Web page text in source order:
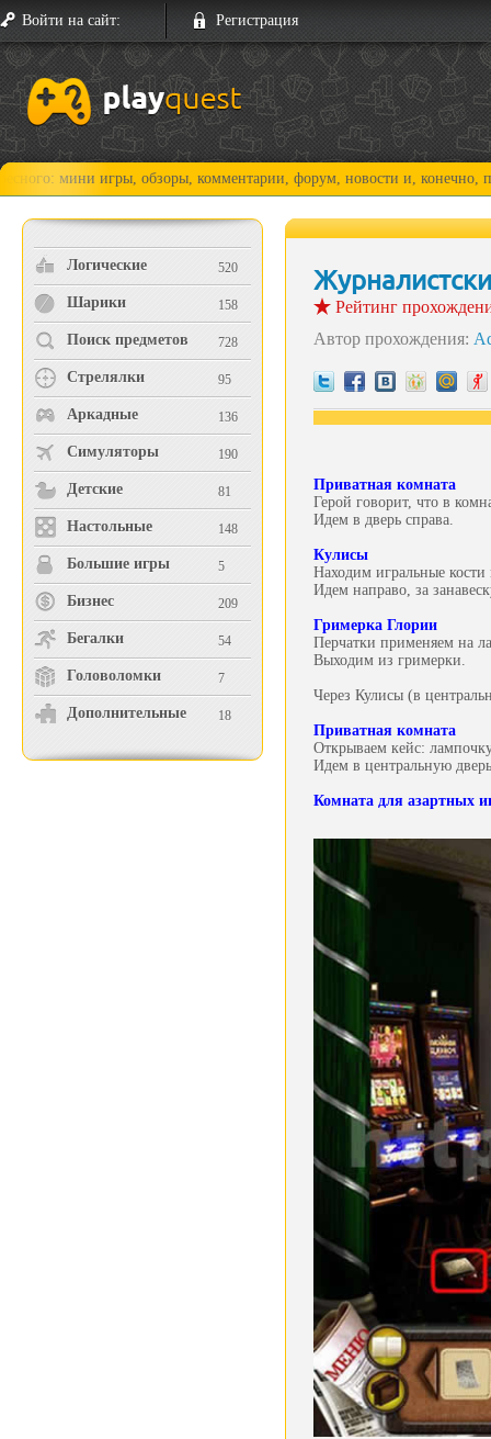
Войти на сайт: Регистрация
обзоры, комментарии, форум, новости и, конечно, прохождения!
Логические 520
Шарики 158
Поиск предметов 728
Стрелялки 95
Аркадные 136
Симуляторы 190
Детские 81
Настольные 148
Большие игры 5
Бизнес 209
Бегалки 54
Головоломки 7
Дополнительные 18
Рейтинг
Автор прохождения:
Приватная комната
Герой говорит, что в
Идем в дверь справа.
Кулисы
Находим игральные кости
Идем направо, за
Гримерка Глории
Перчатки применяем на
Выходим из гримерки.
Через Кулисы (в
Приватная комната
Открываем кейс:
Идем в центральную
Комната для азартных